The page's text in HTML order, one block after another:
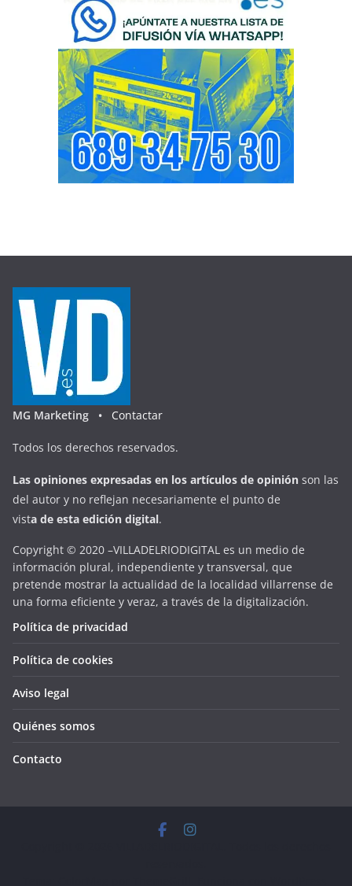
MG Marketing • Contactar
Todos los derechos reservados.
Las opiniones expresadas en los artículos de opinión son las
del autor y no reflejan necesariamente el punto de
vista de esta edición digital.
Copyright © 2020 –VILLADELRIODIGITAL es un medio de
información plural, independiente y transversal, que
pretende mostrar la actualidad de la localidad villarrense de
una forma eficiente y veraz, a través de la digitalización.
Política de privacidad
Política de cookies
Aviso legal
Quiénes somos
Contacto